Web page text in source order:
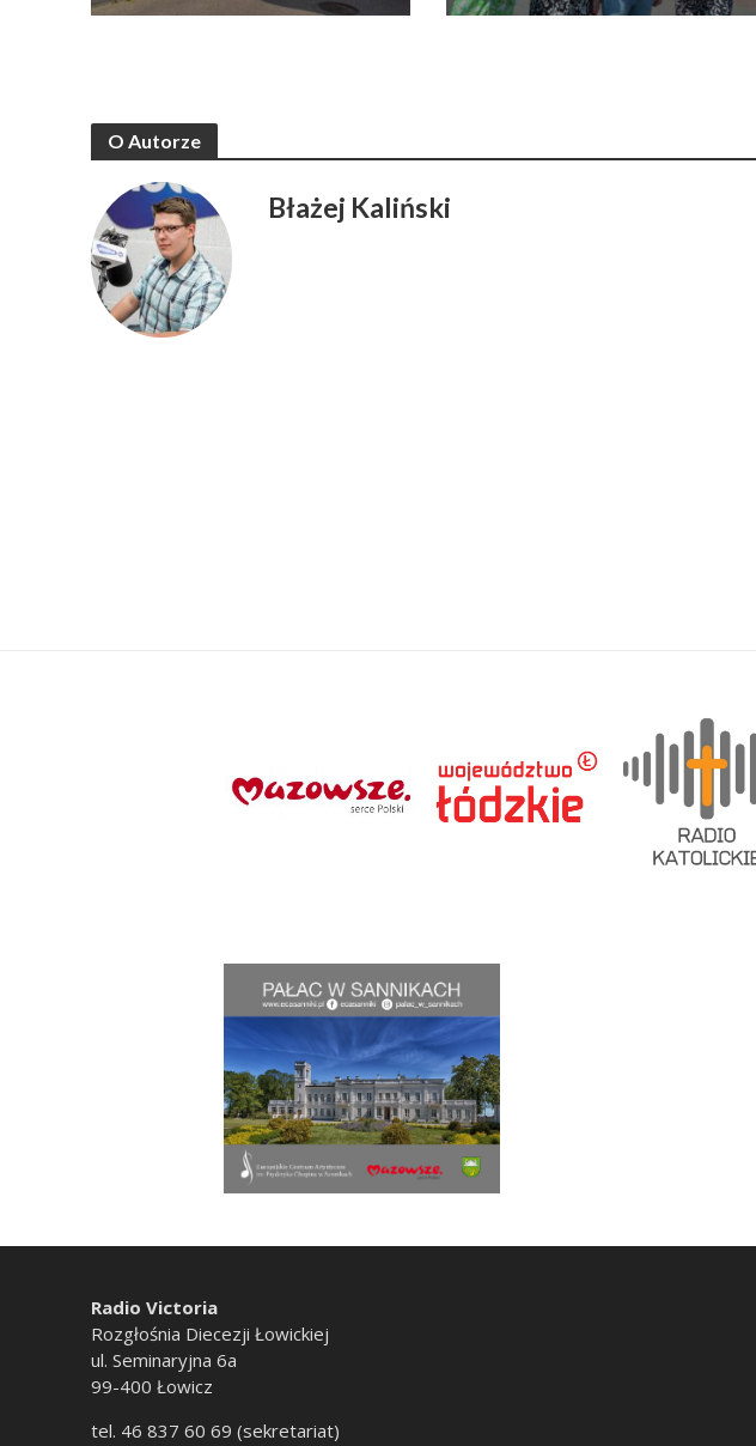
O Autorze
Błażej Kaliński
Radio Victoria
Rozgłośnia Diecezji Łowickiej
ul. Seminaryjna 6a
99-400 Łowicz
tel. 46 837 60 69 (sekretariat)